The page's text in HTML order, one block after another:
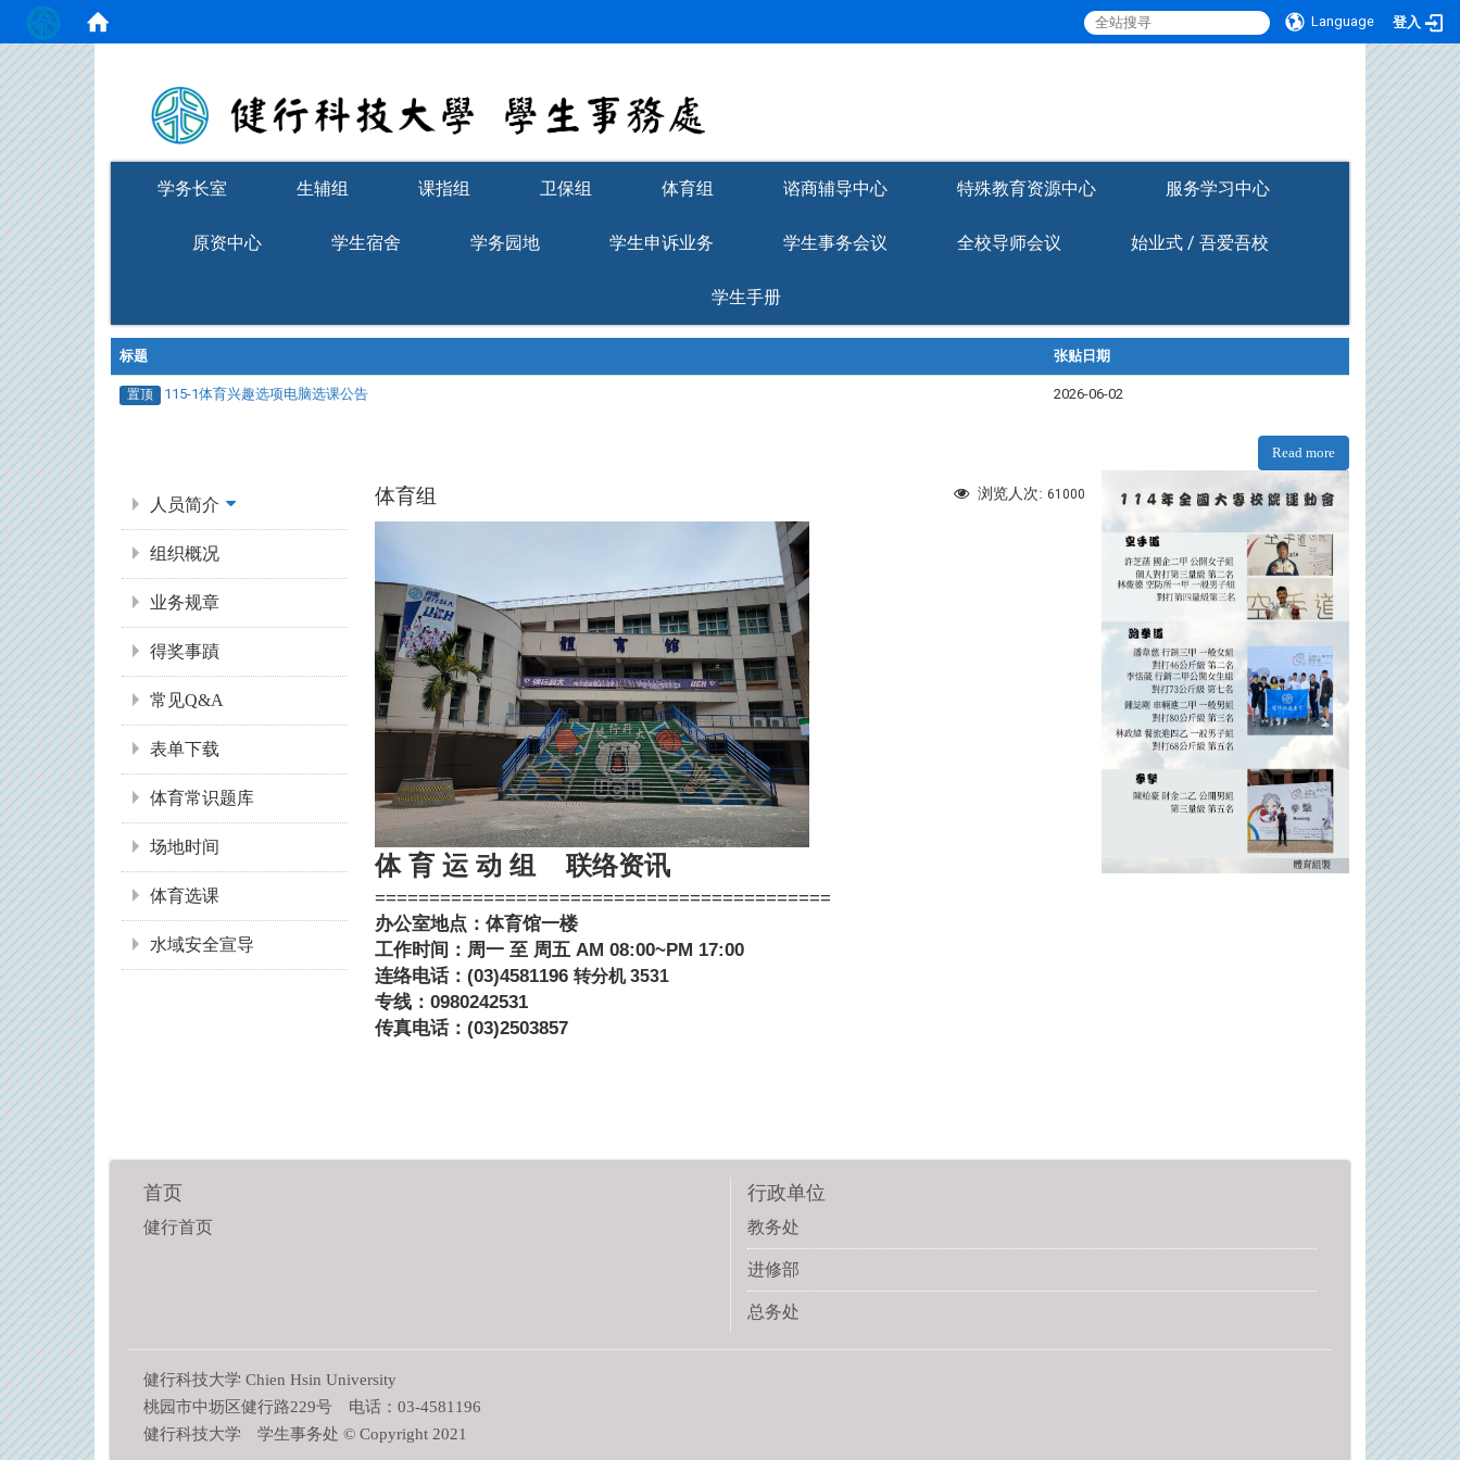
Language 登入
学务长室 生辅组 课指组 卫保组 体育组 谘商辅导中心 特殊教育资源中心 服务学习中心
原资中心 学生宿舍 学务园地 学生申诉业务 学生事务会议 全校导师会议 始业式 / 吾爱吾校
学生手册
标题 张贴日期
置顶 115-1体育兴趣选项电脑选课公告 2026-06-02
Read more
人员简介
组织概况
业务规章
得奖事蹟
常见Q&A
表单下载
体育常识题库
场地时间
体育选课
水域安全宣导
浏览人次: 61000
体育组
体 育 运 动 组联络资讯
==========================================
办公室地点 ：体育馆一楼
工作时间：周一 至 周五 AM 08:00~PM 17:00
连络电话：(03)4581196 转分机 3531
专线：0980242531
传真电话：(03)2503857
首页
健行首页
行政单位
教务处
进修部
总务处
健行科技大学 Chien Hsin University
桃园市中坜区健行路229号 电话：03-4581196
健行科技大学 学生事务处 © Copyright 2021